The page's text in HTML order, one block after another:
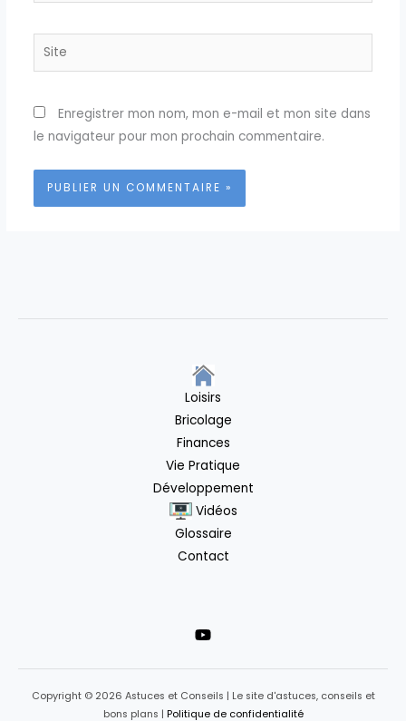
Site
Enregistrer mon nom, mon e-mail et mon site dans
le navigateur pour mon prochain commentaire.
Loisirs
Bricolage
Finances
Vie Pratique
Développement
Vidéos
Glossaire
Contact
Copyright © 2026 Astuces et Conseils | Le site d'astuces, conseils et
bons plans | Politique de confidentialité